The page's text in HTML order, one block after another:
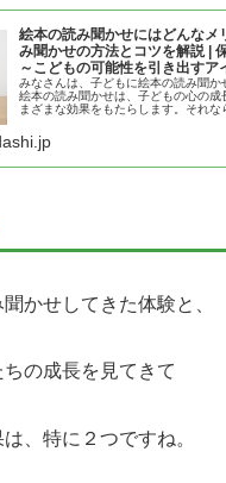
絵本の読み聞かせにはどんなメ
み聞かせの方法とコツを解説 |
～こどもの可能性を引き出すア
みなさんは、子どもに絵本の読み聞か
絵本の読み聞かせは、子どもの心の成
まざまな効果をもたらします。それな
かせしてきた体験と、
の成長を見てきて
、特に２つですね。